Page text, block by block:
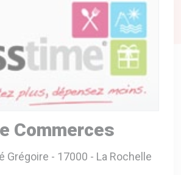
Commerces
Grégoire - 17000 - La Rochelle